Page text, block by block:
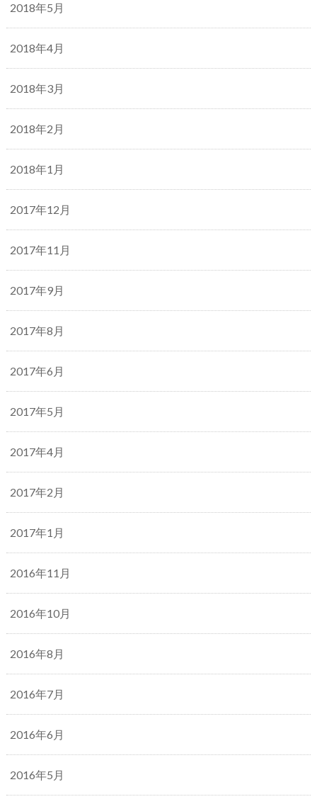
2018年5月
2018年4月
2018年3月
2018年2月
2018年1月
2017年12月
2017年11月
2017年9月
2017年8月
2017年6月
2017年5月
2017年4月
2017年2月
2017年1月
2016年11月
2016年10月
2016年8月
2016年7月
2016年6月
2016年5月